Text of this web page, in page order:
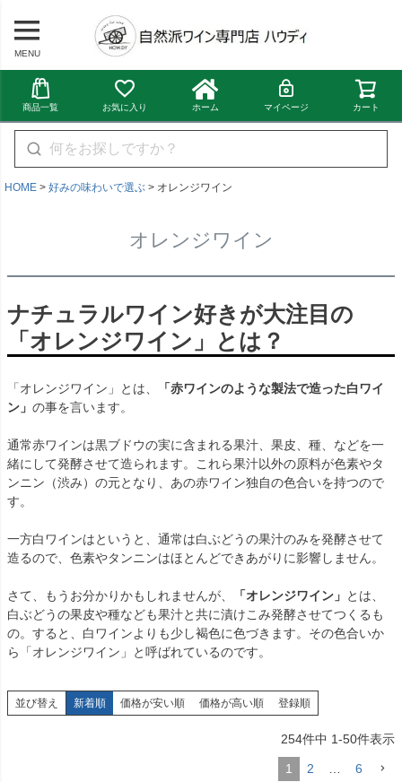
MENU
商品一覧 お気に入り ホーム マイページ カート
HOME 好みの味わいで選ぶ オレンジワイン
オレンジワイン
ナチュラルワイン好きが大注目の
「オレンジワイン」とは？
「オレンジワイン」とは、
「赤ワインのような製法で造った白ワイ
ン」 の事を言います。
通常赤ワインは黒ブドウの実に含まれる果汁、果皮、種、などを一
緒にして発酵させて造られます。これら果汁以外の原料が色素やタ
ンニン（渋み）の元となり、あの赤ワイン独自の色合いを持つので
す。
一方白ワインはというと、通常は白ぶどうの果汁のみを発酵させて
造るので、色素やタンニンはほとんどできあがりに影響しません。
さて、もうお分かりかもしれませんが、 「オレンジワイン」 とは、
白ぶどうの果皮や種なども果汁と共に漬けこみ発酵させてつくるも
の。すると、白ワインよりも少し褐色に色づきます。その色合いか
ら「オレンジワイン」と呼ばれているのです。
並び替え 新着順 価格が安い順 価格が高い順 登録順
254件中 1-50件表示
1 2 6